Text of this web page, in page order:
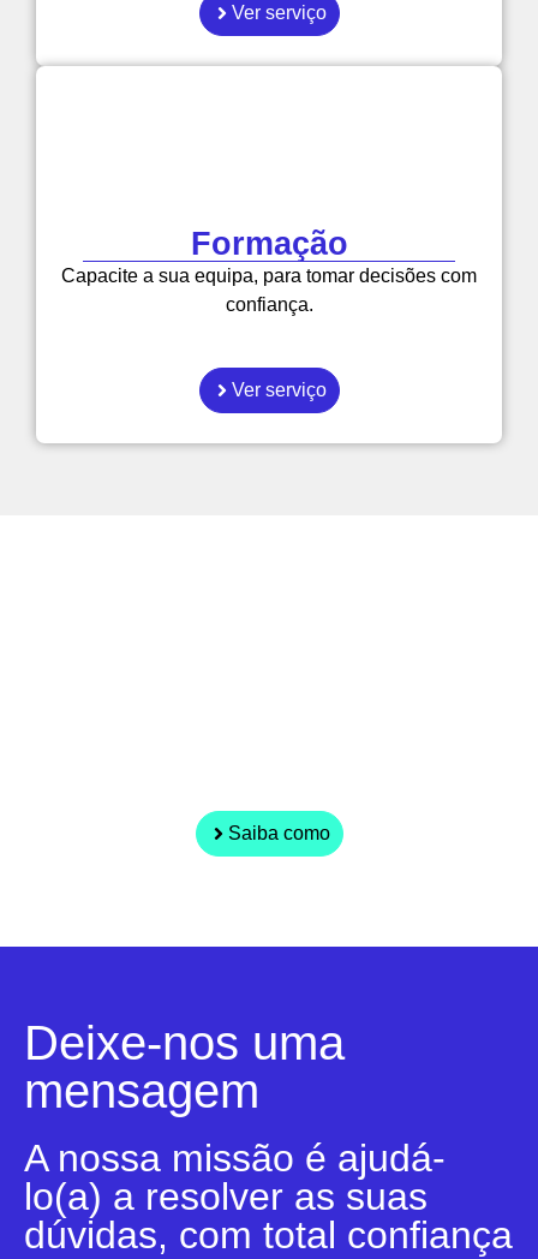
Ver serviço
Formação
Capacite a sua equipa, para tomar decisões com
confiança.
Ver serviço
Saiba como
Deixe-nos uma
mensagem
A nossa missão é ajudá-
lo(a) a resolver as suas
dúvidas, com total confiança